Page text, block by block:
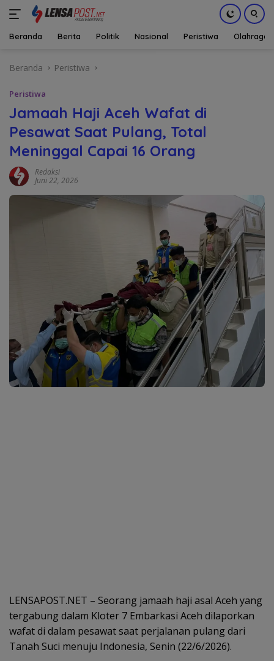
Beranda Berita Politik Nasional Peristiwa Olahraga
Beranda Peristiwa
Peristiwa
Jamaah Haji Aceh Wafat di
Pesawat Saat Pulang, Total
Meninggal Capai 16 Orang
Redaksi
Juni 22, 2026
LENSAPOST.NET – Seorang jamaah haji asal Aceh yang
tergabung dalam Kloter 7 Embarkasi Aceh dilaporkan
wafat di dalam pesawat saat perjalanan pulang dari
Tanah Suci menuju Indonesia, Senin (22/6/2026).